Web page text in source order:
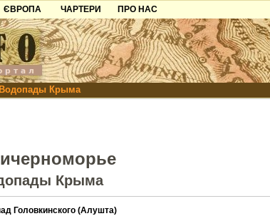
ЄВРОПА
Чорногорія
Хорватія
Болгарія
Албанія
ЧАРТЕРИ
ПРО НАС
Контакти
Партнерам
Додати готель
Водопады Крыма
Крыма
Головкинского (Алушта)